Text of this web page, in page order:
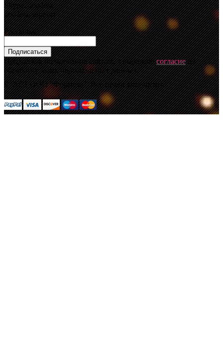
Skype: ooo4mz
ooo4mz-support
Рассылка
Подписаться
Продолжая пользование сайтом, я выражаюсогласиена
обработку моих персональных данных.
© 2021 ООО "Формоза". Все права защищены.